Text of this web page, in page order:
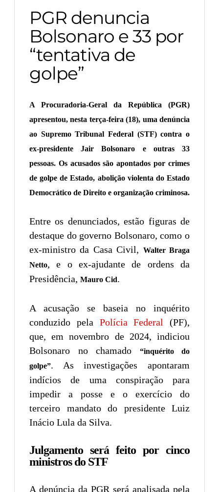
PGR denuncia
Bolsonaro e 33 por
“tentativa de
golpe”
A Procuradoria-Geral da República (PGR)
apresentou, nesta terça-feira (18), uma denúncia
ao Supremo Tribunal Federal (STF) contra o
ex-presidente Jair Bolsonaro e outras 33
pessoas. Os acusados são apontados por crimes
de golpe de Estado, abolição violenta do Estado
Democrático de Direito e organização criminosa.
Entre os denunciados, estão figuras de
destaque do governo Bolsonaro, como o
ex-ministro da Casa Civil, Walter Braga
Netto, e o ex-ajudante de ordens da
Presidência, Mauro Cid.
A acusação se baseia no inquérito
conduzido pela Polícia Federal
(PF),
que, em novembro de 2024, indiciou
Bolsonaro no chamado
“inquérito do
golpe”. As investigações apontaram
indícios de uma conspiração para
impedir a posse e o exercício do
terceiro mandato do presidente Luiz
Inácio Lula da Silva.
Julgamento será feito por cinco
ministros do STF
A denúncia da PGR será analisada pela